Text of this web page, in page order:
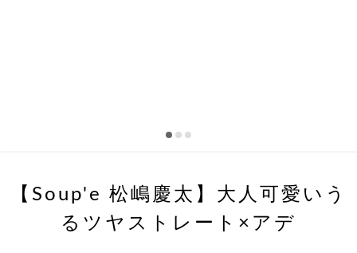
【Soup'e 松嶋慶太】大人可愛いう
るツヤストレート×アデ